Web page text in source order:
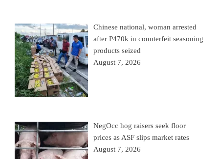
Chinese national, woman arrested
after P470k in counterfeit seasoning
products seized
August 7, 2026
NegOcc hog raisers seek floor
prices as ASF slips market rates
August 7, 2026